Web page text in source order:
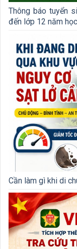
Thông báo tuyển
đến lớp 12 năm
Cần làm gì khi di